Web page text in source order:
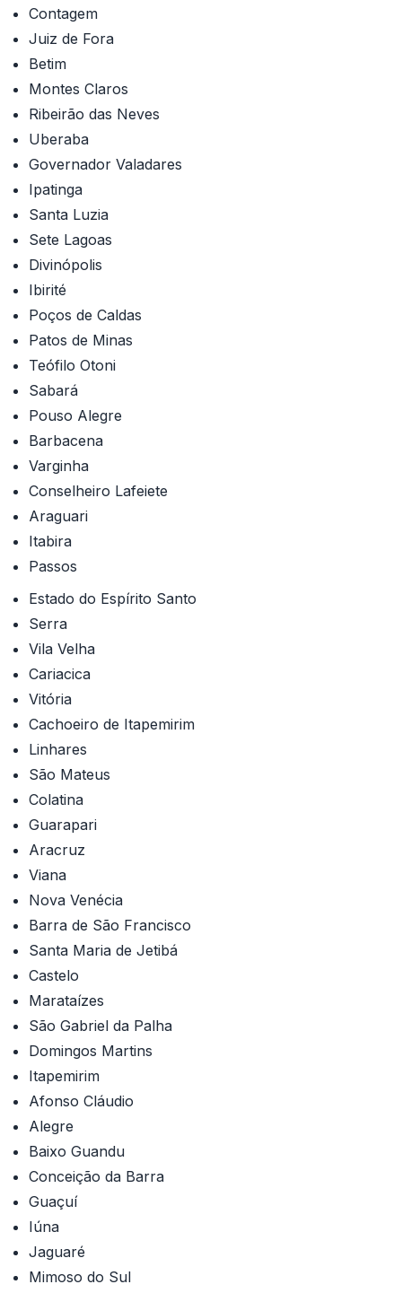
Contagem
Juiz de Fora
Betim
Montes Claros
Ribeirão das Neves
Uberaba
Governador Valadares
Ipatinga
Santa Luzia
Sete Lagoas
Divinópolis
Ibirité
Poços de Caldas
Patos de Minas
Teófilo Otoni
Sabará
Pouso Alegre
Barbacena
Varginha
Conselheiro Lafeiete
Araguari
Itabira
Passos
Estado do Espírito Santo
Serra
Vila Velha
Cariacica
Vitória
Cachoeiro de Itapemirim
Linhares
São Mateus
Colatina
Guarapari
Aracruz
Viana
Nova Venécia
Barra de São Francisco
Santa Maria de Jetibá
Castelo
Marataízes
São Gabriel da Palha
Domingos Martins
Itapemirim
Afonso Cláudio
Alegre
Baixo Guandu
Conceição da Barra
Guaçuí
Iúna
Jaguaré
Mimoso do Sul